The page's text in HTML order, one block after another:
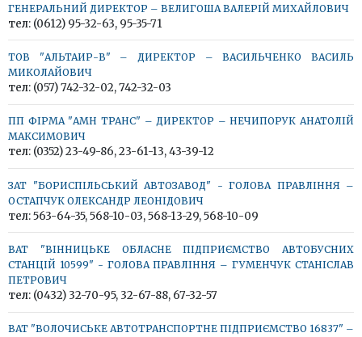
ГЕНЕРАЛЬНИЙ ДИРЕКТОР – ВЕЛИГОША ВАЛЕРІЙ МИХАЙЛОВИЧ
тел: (0612) 95-32-63, 95-35-71
ТОВ "АЛЬТАИР-В" – ДИРЕКТОР – ВАСИЛЬЧЕНКО ВАСИЛЬ
МИКОЛАЙОВИЧ
тел: (057) 742-32-02, 742-32-03
ПП ФІРМА "АМН ТРАНС" – ДИРЕКТОР – НЕЧИПОРУК АНАТОЛІЙ
МАКСИМОВИЧ
тел: (0352) 23-49-86, 23-61-13, 43-39-12
ЗАТ "БОРИСПІЛЬСЬКИЙ АВТОЗАВОД" - ГОЛОВА ПРАВЛІННЯ –
ОСТАПЧУК ОЛЕКСАНДР ЛЕОНІДОВИЧ
тел: 563-64-35, 568-10-03, 568-13-29, 568-10-09
ВАТ "ВІННИЦЬКЕ ОБЛАСНЕ ПІДПРИЄМСТВО АВТОБУСНИХ
СТАНЦІЙ 10599" - ГОЛОВА ПРАВЛІННЯ – ГУМЕНЧУК СТАНІСЛАВ
ПЕТРОВИЧ
тел: (0432) 32-70-95, 32-67-88, 67-32-57
ВАТ "ВОЛОЧИСЬКЕ АВТОТРАНСПОРТНЕ ПІДПРИЄМСТВО 16837" –